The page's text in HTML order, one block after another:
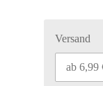
Versand